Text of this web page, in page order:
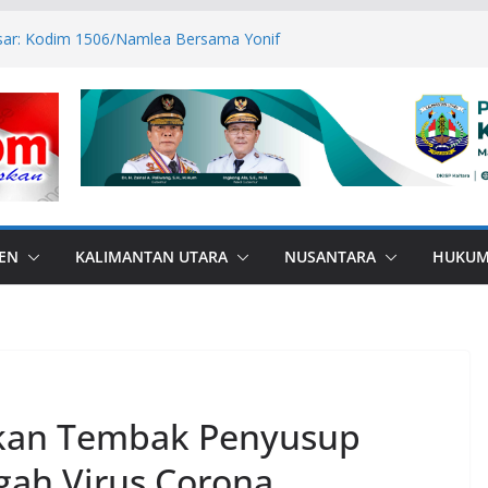
Kodim 1506/Namlea Bersama Yonif
Canangkan BSPS 2026, 916
Dapat Bantuan
di Perbatasan, Bupati Nunukan
Bullying
ASN Tetap Dibayarkan
RI–Malaysia Pulau Sebatik
KALIMANTAN UTARA NUSANTARA
Tembak Penyusup